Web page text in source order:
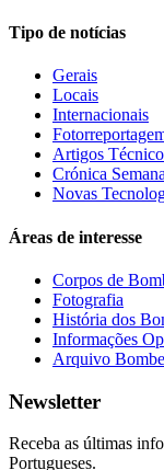
Tipo de notícias
Gerais
Locais
Internacionais
Artigos
Crónica
Novas
Áreas de interesse
Corpos de
Fotografia
História dos
Informações
Arquivo
Newsletter
Receba as últimas
Portugueses.